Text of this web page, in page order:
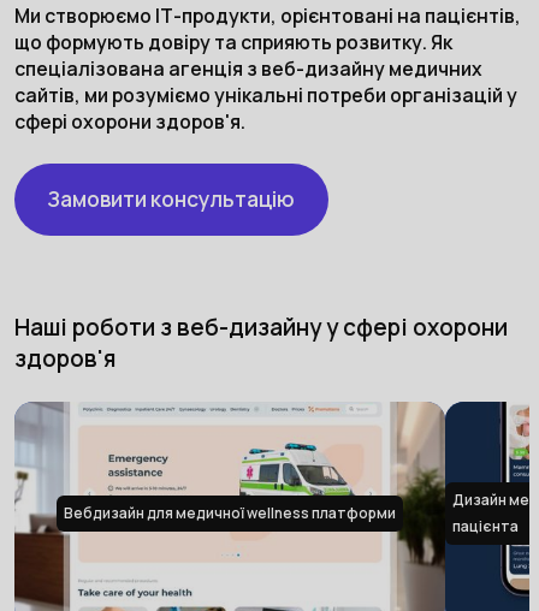
Ми створюємо ІТ-продукти, орієнтовані на пацієнтів,
що формують довіру та сприяють розвитку. Як
спеціалізована агенція з веб-дизайну медичних
сайтів, ми розуміємо унікальні потреби організацій у
сфері охорони здоров'я.
Замовити консультацію
Наші роботи з веб-дизайну у сфері охорони
здоров'я
Вебдизайн для медичної wellness платформи
Дизайн
пацієнта